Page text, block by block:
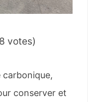
votes)
carbonique,
conserver et